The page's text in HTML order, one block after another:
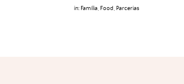
in: Família, Food Parcerias